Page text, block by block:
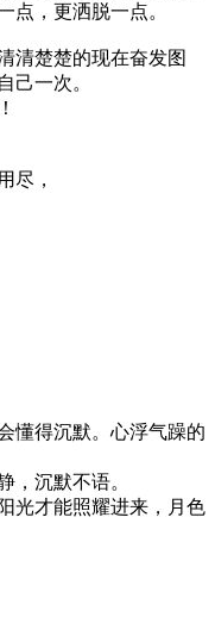
点，更洒脱一点。
清楚楚的现在奋发图
己一次。
尽，
懂得沉默。心浮气躁的
，沉默不语。
光才能照耀进来，月色